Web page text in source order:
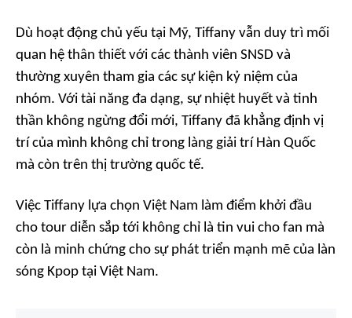
Dù hoạt động chủ yếu tại Mỹ, Tiffany vẫn duy trì mối
quan hệ thân thiết với các thành viên SNSD và
thường xuyên tham gia các sự kiện kỷ niệm của
nhóm. Với tài năng đa dạng, sự nhiệt huyết và tinh
thần không ngừng đổi mới, Tiffany đã khẳng định vị
trí của mình không chỉ trong làng giải trí Hàn Quốc
mà còn trên thị trường quốc tế.
Việc Tiffany lựa chọn Việt Nam làm điểm khởi đầu
cho tour diễn sắp tới không chỉ là tin vui cho fan mà
còn là minh chứng cho sự phát triển mạnh mẽ của làn
sóng Kpop tại Việt Nam.